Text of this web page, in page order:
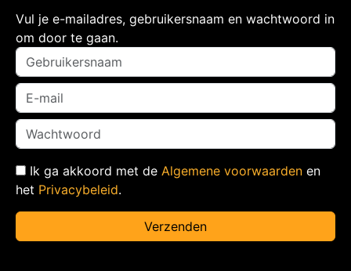
Vul je e-mailadres, gebruikersnaam en wachtwoord in
om door te gaan.
Ik ga akkoord met de Algemene voorwaarden en
het Privacybeleid.
Verzenden